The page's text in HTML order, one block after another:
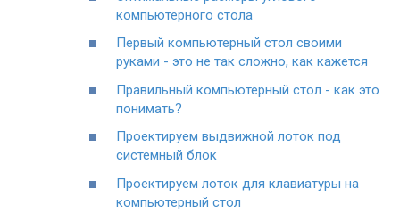
компьютерного стола
Первый компьютерный стол своими
руками - это не так сложно, как кажется
Правильный компьютерный стол - как это
понимать?
Проектируем выдвижной лоток под
системный блок
Проектируем лоток для клавиатуры на
компьютерный стол